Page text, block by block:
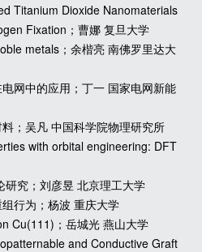
Titanium Dioxide Nanomaterials
Fixation；曹娜 复旦大学
metals；余楷亮 南佛罗里达大
网中的应用；丁一 国家电网新能
；吴凡 中国科学院物理研究所
with orbital engineering: DFT
研究；刘彦昱 北京理工大学
行为；杨波 重庆大学
Cu(111)；岳城光 燕山大学
and Conductive Graft